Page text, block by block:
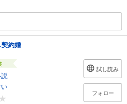
約婚
試し読み
フォロー